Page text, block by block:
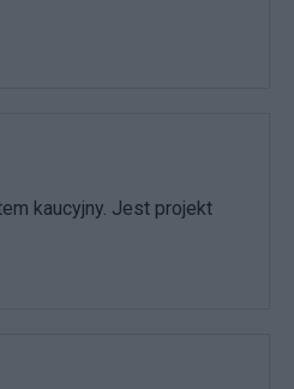
kaucyjny. Jest projekt